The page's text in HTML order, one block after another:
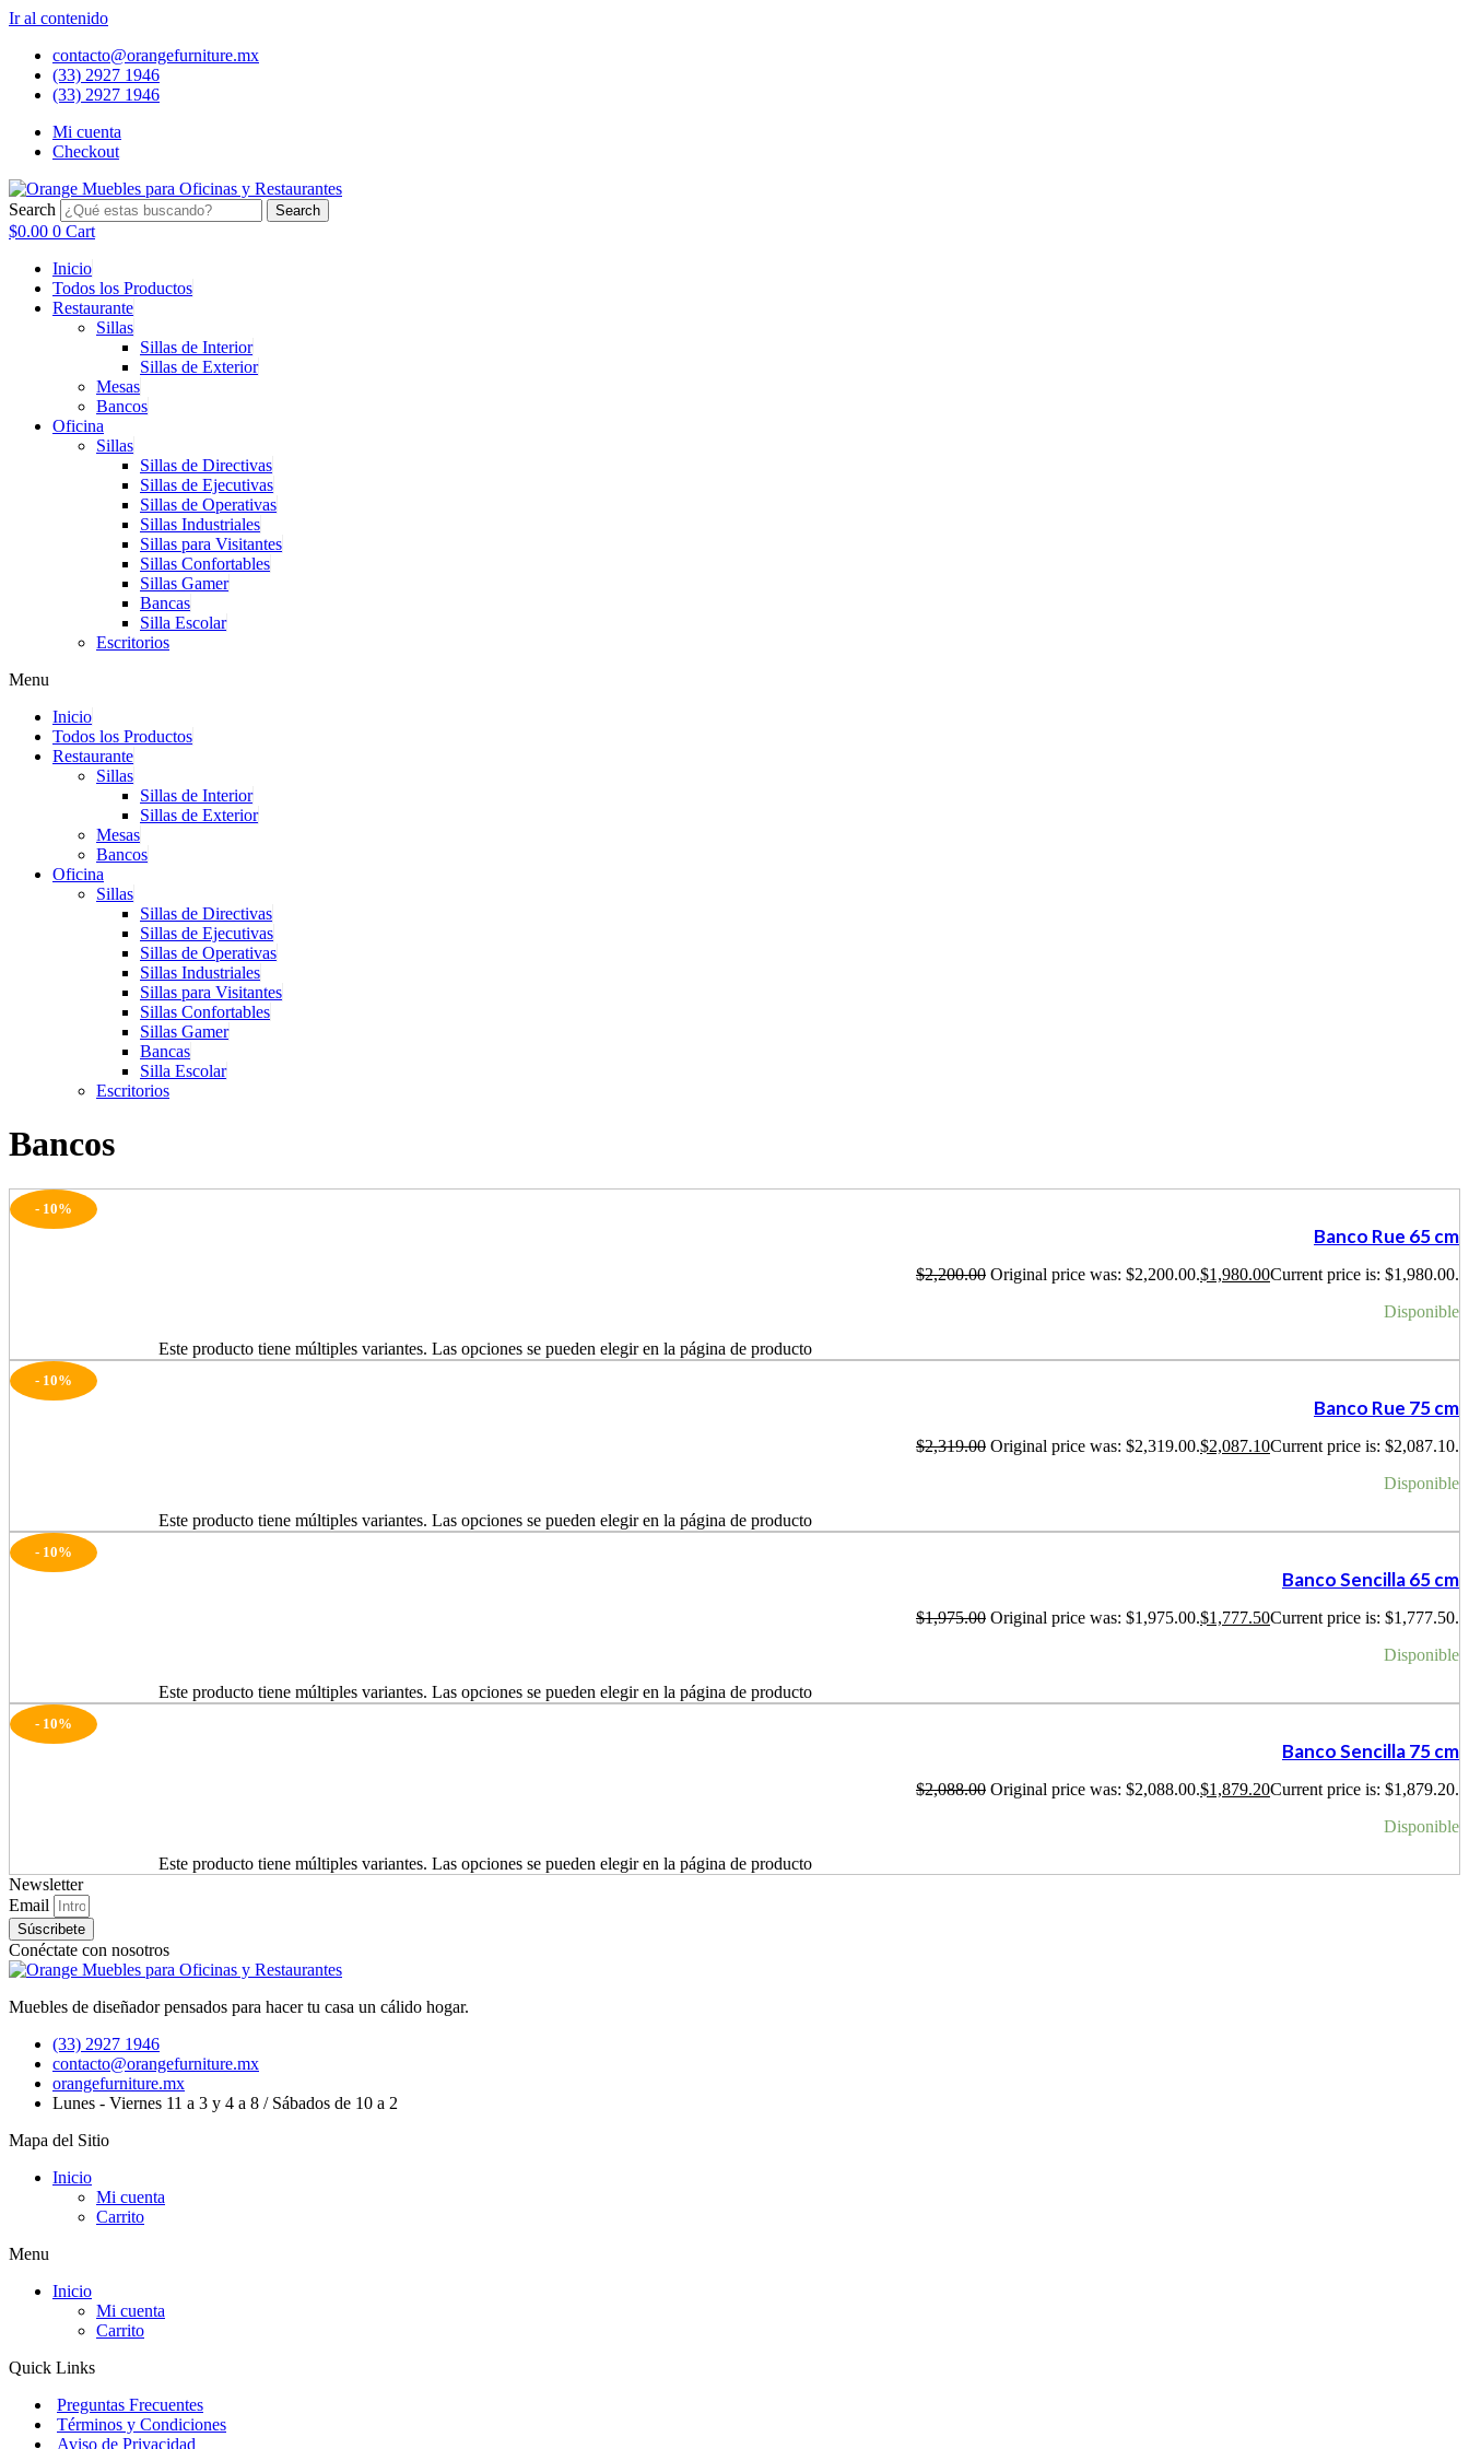
Ir al contenido
contacto@orangefurniture.mx
(33) 2927 1946
(33) 2927 1946
Mi cuenta
Checkout
Search Search
$0.00 0 Cart
Inicio
Todos los Productos
Restaurante
Sillas
Sillas de Interior
Sillas de Exterior
Mesas
Bancos
Oficina
Sillas
Sillas de Directivas
Sillas de Ejecutivas
Sillas de Operativas
Sillas Industriales
Sillas para Visitantes
Sillas Confortables
Sillas Gamer
Bancas
Silla Escolar
Escritorios
Menu
Inicio
Todos los Productos
Restaurante
Sillas
Sillas de Interior
Sillas de Exterior
Mesas
Bancos
Oficina
Sillas
Sillas de Directivas
Sillas de Ejecutivas
Sillas de Operativas
Sillas Industriales
Sillas para Visitantes
Sillas Confortables
Sillas Gamer
Bancas
Silla Escolar
Escritorios
Bancos
- 10%
Banco Rue 65 cm
$2,200.00 Original price was: $2,200.00.$1,980.00Current price is: $1,980.00.
Disponible
Este producto tiene múltiples variantes. Las opciones se pueden elegir en la página de producto
- 10%
Banco Rue 75 cm
$2,319.00 Original price was: $2,319.00.$2,087.10Current price is: $2,087.10.
Disponible
Este producto tiene múltiples variantes. Las opciones se pueden elegir en la página de producto
- 10%
Banco Sencilla 65 cm
$1,975.00 Original price was: $1,975.00.$1,777.50Current price is: $1,777.50.
Disponible
Este producto tiene múltiples variantes. Las opciones se pueden elegir en la página de producto
- 10%
Banco Sencilla 75 cm
$2,088.00 Original price was: $2,088.00.$1,879.20Current price is: $1,879.20.
Disponible
Este producto tiene múltiples variantes. Las opciones se pueden elegir en la página de producto
Newsletter
Email
Súscribete
Conéctate con nosotros
Muebles de diseñador pensados para hacer tu casa un cálido hogar.
(33) 2927 1946
contacto@orangefurniture.mx
orangefurniture.mx
Lunes - Viernes 11 a 3 y 4 a 8 / Sábados de 10 a 2
Mapa del Sitio
Inicio
Mi cuenta
Carrito
Menu
Inicio
Mi cuenta
Carrito
Quick Links
Preguntas Frecuentes
Términos y Condiciones
Aviso de Privacidad